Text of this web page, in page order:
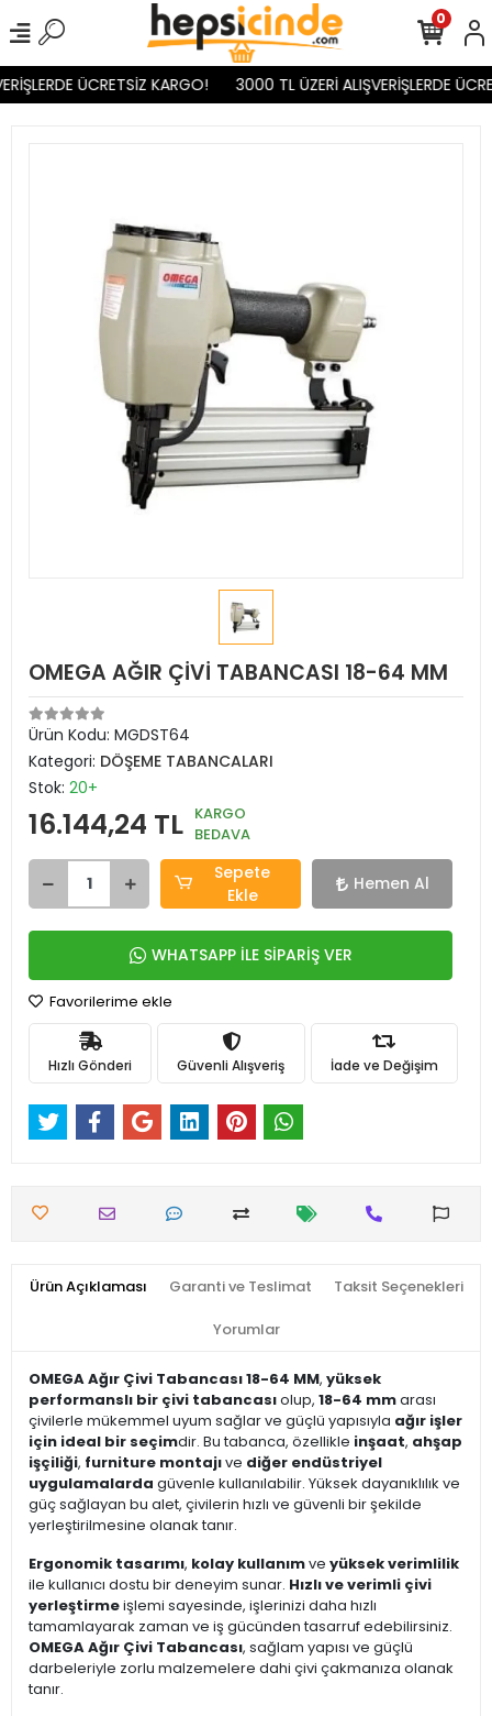
ÜCRETSİZ KARGO! 3000 TL ÜZERİ ALIŞVERİŞLERDE
0
OMEGA AĞIR ÇİVİ TABANCASI 18-64 MM
Ürün Kodu: MGDST64
Kategori: DÖŞEME TABANCALARI
Stok: 20+
16.144,24 TL KARGO
BEDAVA
Sepete
Ekle
Hemen Al
WHATSAPP İLE SİPARİŞ VER
Favorilerime ekle
Hızlı Gönderi Güvenli Alışveriş İade ve Değişim
Ürün Açıklaması Garanti ve Teslimat Taksit Seçenekleri
Yorumlar
OMEGA Ağır Çivi Tabancası 18-64 MM, yüksek
performanslı bir çivi tabancasıolup, 18-64 mmarası
çivilerle mükemmel uyum sağlar ve güçlü yapısıyla ağır işler
için ideal bir seçimdir. Bu tabanca, özellikle inşaat, ahşap
işçiliği, furniture montajıve diğer endüstriyel
uygulamalarda güvenle kullanılabilir. Yüksek dayanıklılık ve
güç sağlayan bu alet, çivilerin hızlı ve güvenli bir şekilde
yerleştirilmesine olanak tanır.
Ergonomik tasarımı, kolay kullanımve yüksek verimlilik
ile kullanıcı dostu bir deneyim sunar. Hızlı ve verimli çivi
yerleştirmeişlemi sayesinde, işlerinizi daha hızlı
tamamlayarak zaman ve iş gücünden tasarruf edebilirsiniz.
OMEGA Ağır Çivi Tabancası, sağlam yapısı ve güçlü
darbeleriyle zorlu malzemelere dahi çivi çakmanıza olanak
tanır.